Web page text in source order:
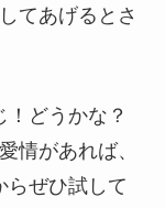
てあげるとさ
どうかな？
情があれば、
らぜひ試して